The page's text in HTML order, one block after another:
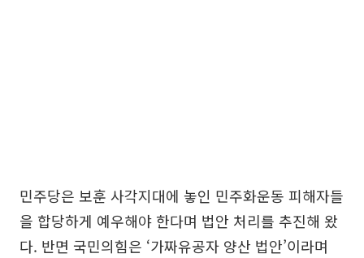
민주당은 보훈 사각지대에 놓인 민주화운동 피해자들
을 합당하게 예우해야 한다며 법안 처리를 추진해 왔
다. 반면 국민의힘은 ‘가짜유공자 양산 법안’이라며